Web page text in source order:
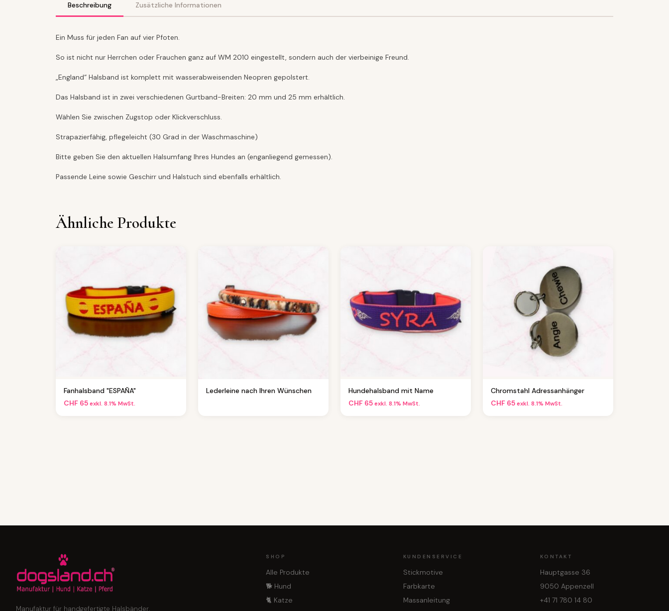
Beschreibung Zusätzliche Informationen
Ein Muss für jeden Fan auf vier Pfoten.
So ist nicht nur Herrchen oder Frauchen ganz auf WM 2010 eingestellt, sondern auch der vierbeinige Freund.
„England“ Halsband ist komplett mit wasserabweisenden Neopren gepolstert.
Das Halsband ist in zwei verschiedenen Gurtband-Breiten: 20 mm und 25 mm erhältlich.
Wählen Sie zwischen Zugstop oder Klickverschluss.
Strapazierfähig, pflegeleicht (30 Grad in der Waschmaschine)
Bitte geben Sie den aktuellen Halsumfang Ihres Hundes an (enganliegend gemessen).
Passende Leine sowie Geschirr und Halstuch sind ebenfalls erhältlich.
Ähnliche Produkte
Fanhalsband "ESPAÑA"
CHF 65exkl. 8.1% MwSt.
Lederleine nach Ihren Wünschen
Hundehalsband mit Name
CHF 65exkl. 8.1% MwSt.
Chromstahl Adressanhänger
CHF 65exkl. 8.1% MwSt.
Manufaktur für handgefertigte Halsbänder,
SHOP
Alle Produkte
🐕 Hund
🐈 Katze
KUNDENSERVICE
Stickmotive
Farbkarte
Massanleitung
KONTAKT
Hauptgasse 36
9050 Appenzell
+41 71 780 14 80